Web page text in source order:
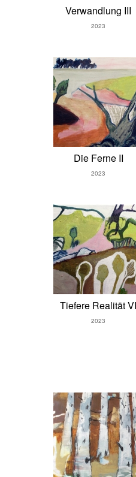
Verwandlung III
2023
Die Ferne II
2023
Tiefere Realität VI
2023